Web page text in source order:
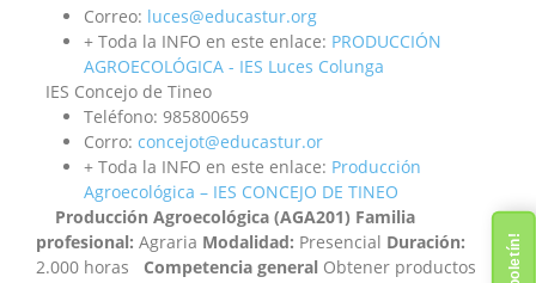
Correo: luces@educastur.org
+ Toda la INFO en este enlace: PRODUCCIÓN
AGROECOLÓGICA - IES Luces Colunga
IES Concejo de Tineo
Teléfono: 985800659
Corro: concejot@educastur.or
+ Toda la INFO en este enlace: Producción
Agroecológica – IES CONCEJO DE TINEO
Producción Agroecológica (AGA201) Familia
profesional: Agraria Modalidad: Presencial Duración:
2.000 horas
Competencia general Obtener productos